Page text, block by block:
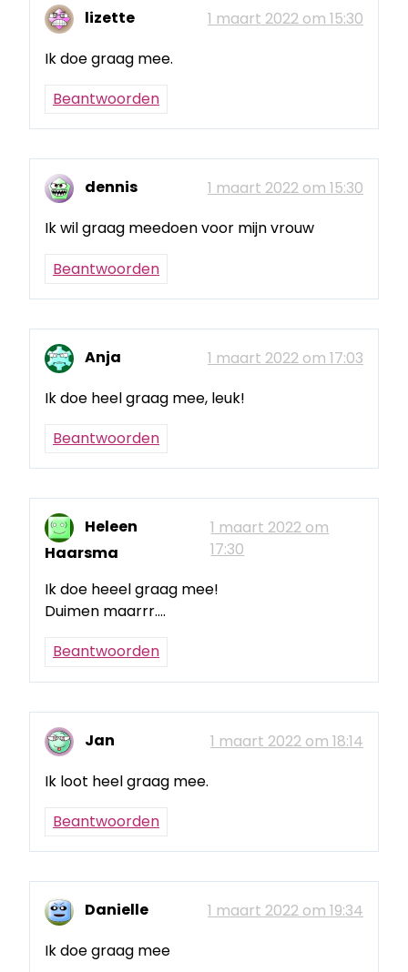
lizette
1 maart 2022 om 15:30
Ik doe graag mee.
Beantwoorden
dennis
1 maart 2022 om 15:30
Ik wil graag meedoen voor mijn vrouw
Beantwoorden
Anja
1 maart 2022 om 17:03
Ik doe heel graag mee, leuk!
Beantwoorden
Heleen
Haarsma
1 maart 2022 om
17:30
Ik doe heeel graag mee!
Duimen maarrr….
Beantwoorden
Jan
1 maart 2022 om 18:14
Ik loot heel graag mee.
Beantwoorden
Danielle
1 maart 2022 om 19:34
Ik doe graag mee